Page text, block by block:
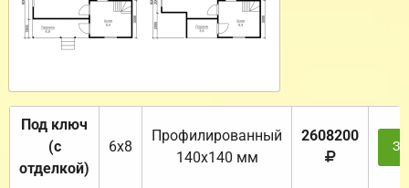
Под ключ
(с
отделкой)
6х8
Профилированный
140х140 мм
2608200